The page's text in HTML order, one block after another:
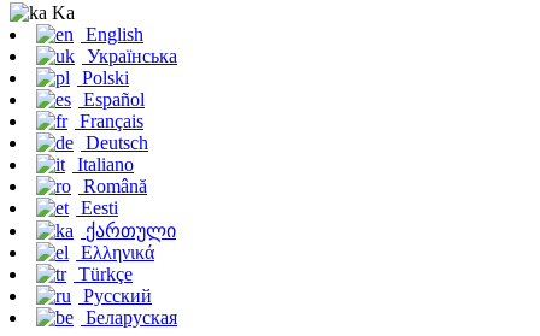
Ka
English
Українська
Polski
Español
Français
Deutsch
Italiano
Română
Eesti
ქართული
Ελληνικά
Türkçe
Русский
Беларуская